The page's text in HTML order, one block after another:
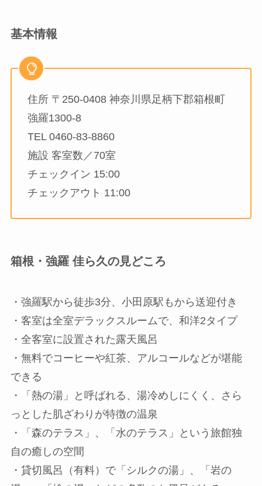
基本情報
住所 〒250-0408 神奈川県足柄下郡箱根町
強羅1300-8
TEL 0460-83-8860
施設 客室数／70室
チェックイン 15:00
チェックアウト 11:00
箱根・強羅 佳ら久の見どころ
・強羅駅から徒歩3分、小田原駅もから送迎付き
・客室は全室デラックスルームで、和洋2タイプ
・全客室に設置された露天風呂
・無料でコーヒーや紅茶、アルコールなどが堪能
できる
・「熱の湯」と呼ばれる、湯冷めしにくく、さら
っとした肌ざわりが特徴の温泉
・「森のテラス」、「水のテラス」という旅館独
自の癒しの空間
・貸切風呂（有料）で「シルクの湯」、「岩の